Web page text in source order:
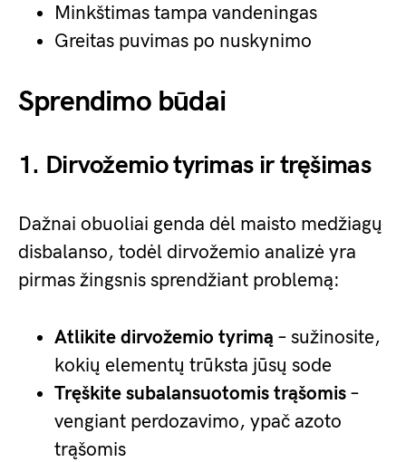
Minkštimas tampa vandeningas
Greitas puvimas po nuskynimo
Sprendimo būdai
1. Dirvožemio tyrimas ir tręšimas
Dažnai obuoliai genda dėl maisto medžiagų
disbalanso, todėl dirvožemio analizė yra
pirmas žingsnis sprendžiant problemą:
Atlikite dirvožemio tyrimą – sužinosite,
kokių elementų trūksta jūsų sode
Tręškite subalansuotomis trąšomis –
vengiant perdozavimo, ypač azoto
trąšomis